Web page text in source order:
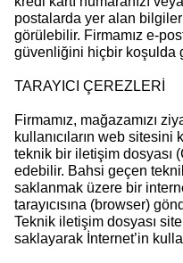
postalarda yer alan
görülebilir. Firmamız e-
güvenliğini hiçbir koşulda
TARAYICI ÇEREZLERİ
Firmamız, mağazamızı
kullanıcıların web sitesini
teknik bir iletişim dosyası
edebilir. Bahsi geçen
saklanmak üzere bir
tarayıcısına (browser)
Teknik iletişim dosyası
saklayarak İnternet’in